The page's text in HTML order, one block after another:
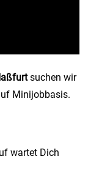
suchen wir
Minijobbasis.
wartet Dich